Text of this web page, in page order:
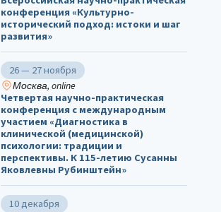
конференция «Культурно-
исторический подход: истоки и шаг
развития»
26 — 27 ноября
Москва, online
Четвертая научно-практическая
конференция с международным
участием «Диагностика в
клинической (медицинской)
психологии: традиции и
перспективы. К 115-летию Сусанны
Яковлевны Рубинштейн»
10 декабря